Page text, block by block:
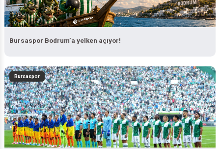
Bursaspor Bodrum’a yelken açıyor!
Bursaspor